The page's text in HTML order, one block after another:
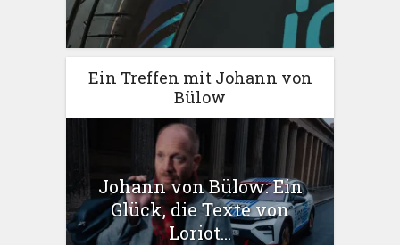
Ein Treffen mit Johann von
Bülow
Johann von Bülow: Ein
Glück, die Texte von
Loriot...